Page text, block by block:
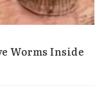
Worms Inside